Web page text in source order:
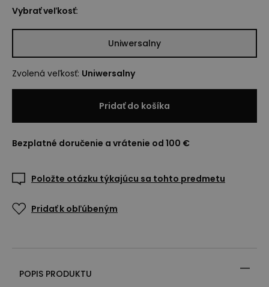
Vybrať veľkosť:
Uniwersalny
Zvolená veľkosť: Uniwersalny
Pridať do košíka
Bezplatné doručenie a vrátenie od 100 €
Položte otázku týkajúcu sa tohto predmetu
Pridať k obľúbeným
POPIS PRODUKTU